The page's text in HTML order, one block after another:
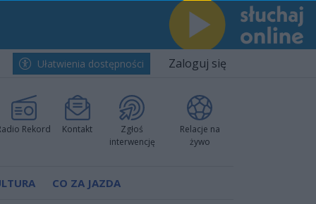
Ułatwienia dostępności Zaloguj się
Rekord Kontakt
Zgłoś
interwencję
Relacje na
żywo
CO ZA JAZDA